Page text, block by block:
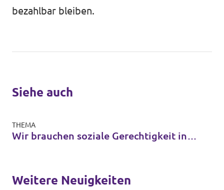
bezahlbar bleiben.
Siehe auch
THEMA
Wir brauchen soziale Gerechtigkeit in
Weitere Neuigkeiten